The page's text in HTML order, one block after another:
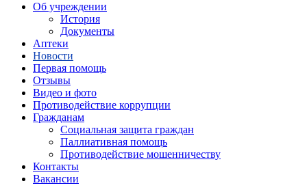
Об учреждении
История
Документы
Аптеки
Новости
Первая помощь
Отзывы
Видео и фото
Противодействие коррупции
Гражданам
Социальная защита граждан
Паллиативная помощь
Противодействие мошенничеству
Контакты
Вакансии